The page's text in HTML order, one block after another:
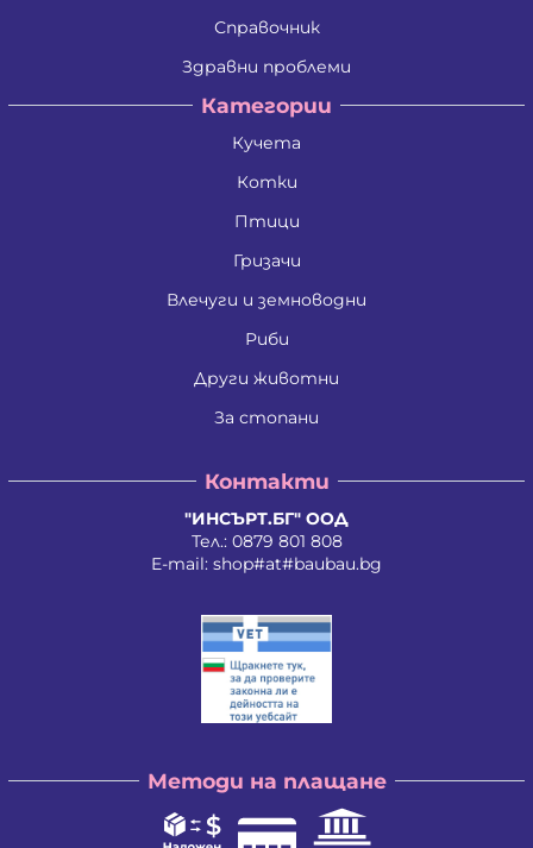
Справочник
Здравни проблеми
Категории
Кучета
Котки
Птици
Гризачи
Влечуги и земноводни
Риби
Други животни
За стопани
Контакти
"ИНСЪРТ.БГ" ООД
Тел.: 0879 801 808
E-mail: shop#at#baubau.bg
Методи на плащане